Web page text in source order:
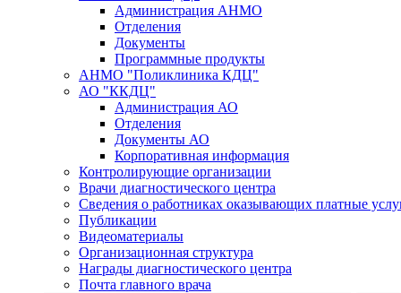
Администрация АНМО
Отделения
Документы
Программные продукты
АНМО "Поликлиника КДЦ"
АО "ККДЦ"
Администрация АО
Отделения
Документы АО
Корпоративная информация
Контролирующие организации
Врачи диагностического центра
Сведения о работниках оказывающих платные
Публикации
Видеоматериалы
Организационная структура
Награды диагностического центра
Почта главного врача